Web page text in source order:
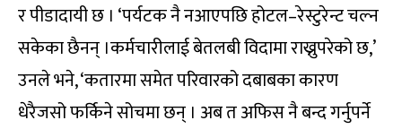
र पीडादायी छ । ‘पर्यटक नै नआएपछि होटल–रेस्टुरेन्ट चल्न
सकेका छैनन् ।कर्मचारीलाई बेतलबी विदामा राख्नुपरेको छ,’
उनले भने, ‘कतारमा समेत परिवारको दबाबका कारण
धेरैजसो फर्किने सोचमा छन् । अब त अफिस नै बन्द गर्नुपर्ने